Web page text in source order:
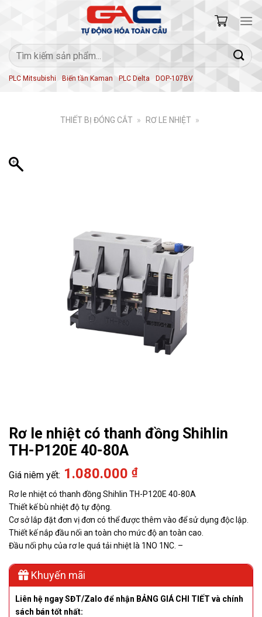
Tìm
kiếm:
PLC Mitsubishi Biến tần Kaman PLC Delta DOP-107BV
THIẾT BỊ ĐÓNG CẮT » RƠ LE NHIỆT »
Rơ le nhiệt có thanh đồng Shihlin
TH-P120E 40-80A
1.080.000 ₫
Rơ le nhiệt có thanh đồng Shihlin TH-P120E 40-80A
Thiết kế bù nhiệt độ tự động.
Cơ sở lắp đặt đơn vị đơn có thể được thêm vào để sử dụng độc lập.
Thiết kế nắp đầu nối an toàn cho mức độ an toàn cao.
Đầu nối phụ của rơ le quá tải nhiệt là 1NO 1NC. –
Khuyến mãi
Liên hệ ngay SĐT/Zalo để nhận BẢNG GIÁ CHI TIẾT và chính
sách bán tốt nhất: